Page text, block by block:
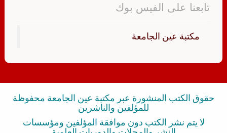
تابعنا على الفيس بوك
‏مكتبة عين الجامعة‏
حقوق الكتب المنشورة عبر مكتبة عين الجامعة محفوظة
للمؤلفين والناشرين
لا يتم نشر الكتب دون موافقة المؤلفين ومؤسسات